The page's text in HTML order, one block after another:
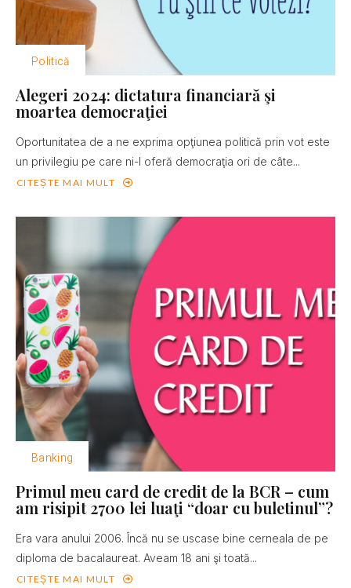
Politică
Alegeri 2024: dictatura financiară şi
moartea democraţiei
Oportunitatea de a ne exprima opţiunea politică prin vot este
un privilegiu pe care ni-l oferă democraţia ori de câte...
CITEȘTE MAI MULT
Banking
Primul meu card de credit de la BCR – cum
am risipit 2700 lei luaţi “doar cu buletinul”?
Era vara anului 2006. Încă nu se uscase bine cerneala de pe
diploma de bacalaureat. Aveam 18 ani şi toată...
CITEȘTE MAI MULT